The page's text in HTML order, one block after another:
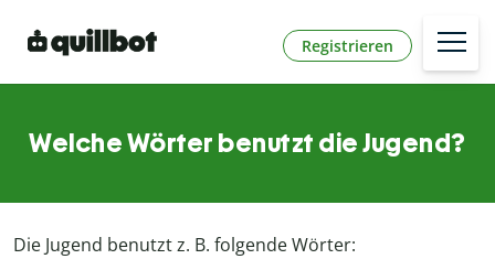
Registrieren
Welche Wörter benutzt die Jugend?
Die Jugend benutzt z. B. folgende Wörter: